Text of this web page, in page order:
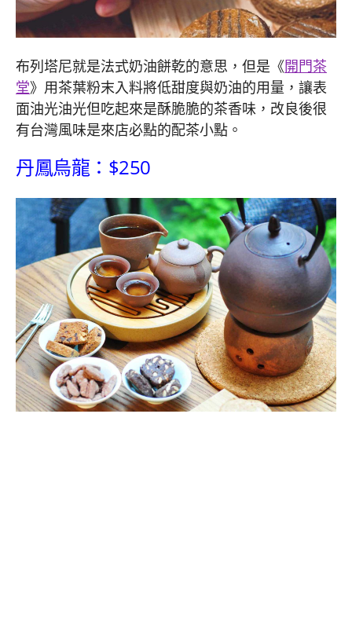
布列塔尼就是法式奶油餅乾的意思，但是《 開門茶
堂》用茶葉粉末入料將低甜度與奶油的用量，讓表
面油光油光但吃起來是酥脆脆的茶香味，改良後很
有台灣風味是來店必點的配茶小點。
丹鳳烏龍：$250